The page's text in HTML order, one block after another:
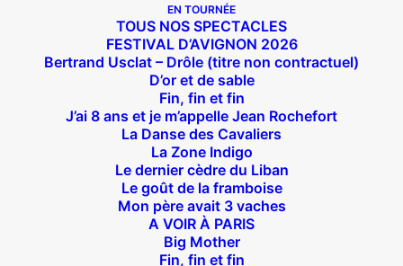
EN TOURNÉE
TOUS NOS SPECTACLES
FESTIVAL D’AVIGNON 2026
Bertrand Usclat – Drôle (titre non contractuel)
D’or et de sable
Fin, fin et fin
J’ai 8 ans et je m’appelle Jean Rochefort
La Danse des Cavaliers
La Zone Indigo
Le dernier cèdre du Liban
Le goût de la framboise
Mon père avait 3 vaches
A VOIR À PARIS
Big Mother
Fin, fin et fin
Suivez nous !